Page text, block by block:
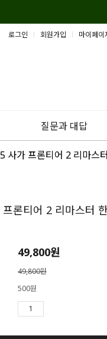
로그인 회원가입 마이페이
질문과 대답
사가 프론티어 2 리마스
프론티어 2 리마스터
49,800원
49,800원
500원